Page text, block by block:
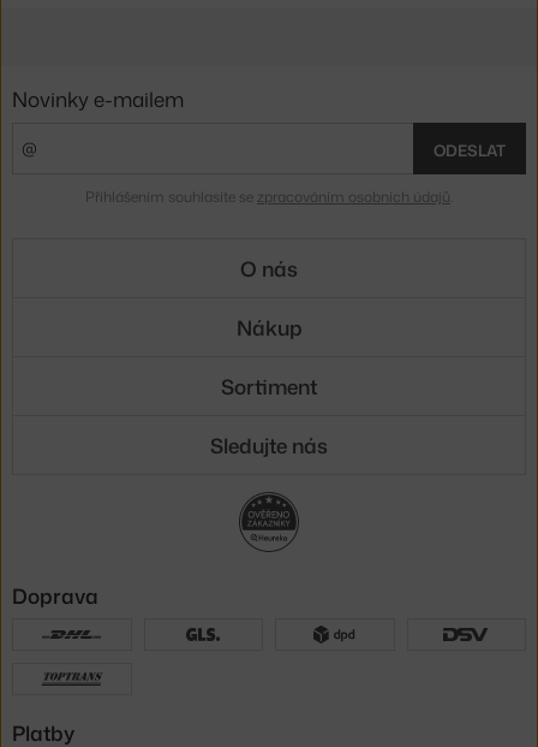
Novinky e-mailem
ODESLAT
Přihlášením souhlasíte se zpracováním osobních údajů
O nás
Nákup
Sortiment
Sledujte nás
Doprava
Platby